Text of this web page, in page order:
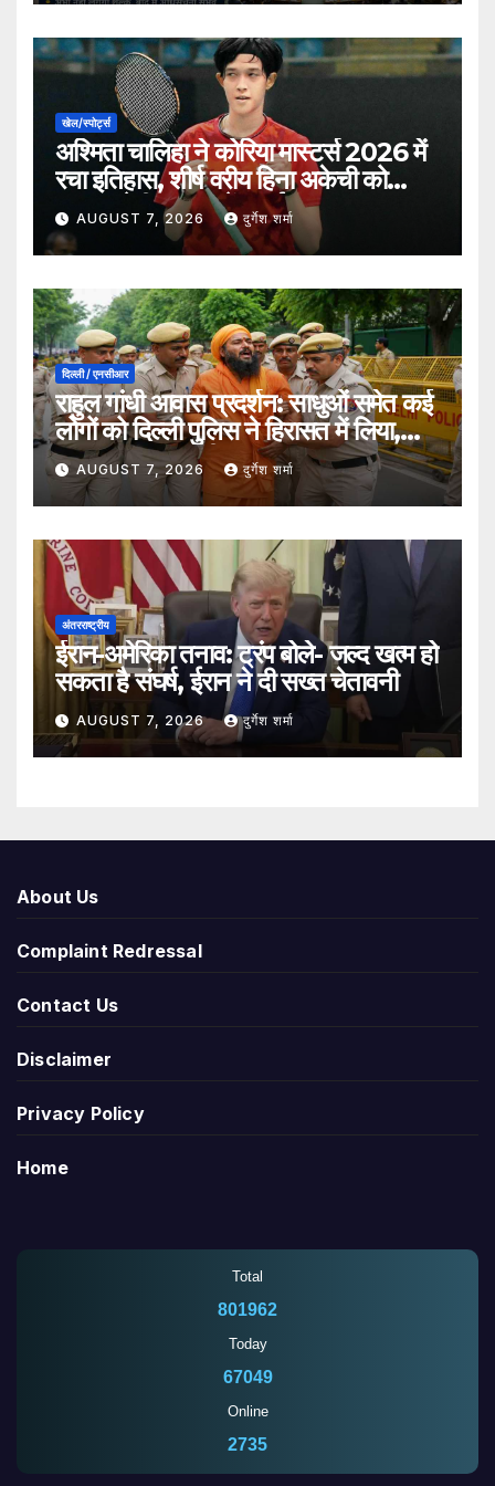
खेल/स्पोर्ट्स
अश्मिता चालिहा ने कोरिया मास्टर्स 2026 में
रचा इतिहास, शीर्ष वरीय हिना अकेची को
हराकर सेमीफाइनल में बनाई जगह
AUGUST 7, 2026 दुर्गेश शर्मा
दिल्ली / एनसीआर
राहुल गांधी आवास प्रदर्शन: साधुओं समेत कई
लोगों को दिल्ली पुलिस ने हिरासत में लिया,
सुरक्षा व्यवस्था कड़ी
AUGUST 7, 2026 दुर्गेश शर्मा
अंतरराष्ट्रीय
ईरान-अमेरिका तनाव: ट्रंप बोले- जल्द खत्म हो
सकता है संघर्ष, ईरान ने दी सख्त चेतावनी
AUGUST 7, 2026 दुर्गेश शर्मा
About Us
Complaint Redressal
Contact Us
Disclaimer
Privacy Policy
Home
Total
801962
Today
67049
Online
2735